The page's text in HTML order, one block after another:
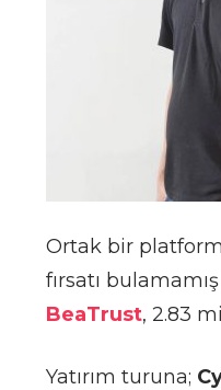
Ortak bir
fırsatı
BeaTrust, 2.83
Yatırım turuna;